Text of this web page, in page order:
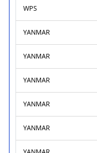
WPS
YANMAR
YANMAR
YANMAR
YANMAR
YANMAR